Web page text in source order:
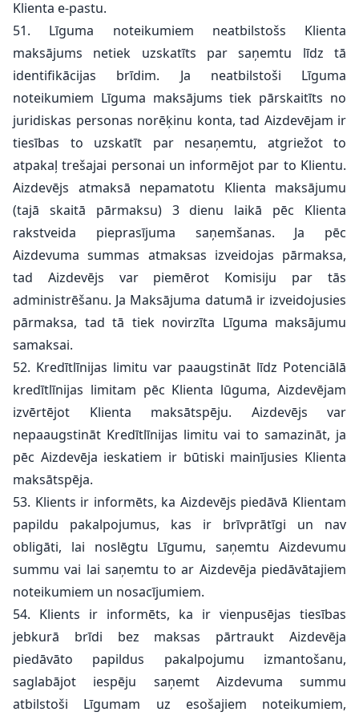
Klienta e-pastu.
51. Līguma noteikumiem neatbilstošs Klienta
maksājums netiek uzskatīts par saņemtu līdz tā
identifikācijas brīdim. Ja neatbilstoši Līguma
noteikumiem Līguma maksājums tiek pārskaitīts no
juridiskas personas norēķinu konta, tad Aizdevējam ir
tiesības to uzskatīt par nesaņemtu, atgriežot to
atpakaļ trešajai personai un informējot par to Klientu.
Aizdevējs atmaksā nepamatotu Klienta maksājumu
(tajā skaitā pārmaksu) 3 dienu laikā pēc Klienta
rakstveida pieprasījuma saņemšanas. Ja pēc
Aizdevuma summas atmaksas izveidojas pārmaksa,
tad Aizdevējs var piemērot Komisiju par tās
administrēšanu. Ja Maksājuma datumā ir izveidojusies
pārmaksa, tad tā tiek novirzīta Līguma maksājumu
samaksai.
52. Kredītlīnijas limitu var paaugstināt līdz Potenciālā
kredītlīnijas limitam pēc Klienta lūguma, Aizdevējam
izvērtējot Klienta maksātspēju. Aizdevējs var
nepaaugstināt Kredītlīnijas limitu vai to samazināt, ja
pēc Aizdevēja ieskatiem ir būtiski mainījusies Klienta
maksātspēja.
53. Klients ir informēts, ka Aizdevējs piedāvā Klientam
papildu pakalpojumus, kas ir brīvprātīgi un nav
obligāti, lai noslēgtu Līgumu, saņemtu Aizdevumu
summu vai lai saņemtu to ar Aizdevēja piedāvātajiem
noteikumiem un nosacījumiem.
54. Klients ir informēts, ka ir vienpusējas tiesības
jebkurā brīdi bez maksas pārtraukt Aizdevēja
piedāvāto papildus pakalpojumu izmantošanu,
saglabājot iespēju saņemt Aizdevuma summu
atbilstoši Līgumam uz esošajiem noteikumiem,